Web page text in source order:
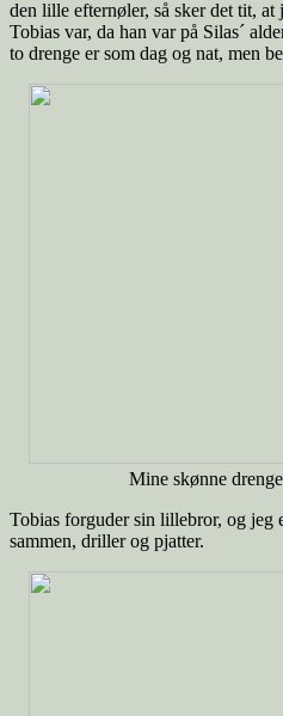
den lille efternøler, så sker det tit,
Tobias var, da han var på Silas´
to drenge er som dag og nat, men
Mine skønne
Tobias forguder sin lillebror, og jeg
sammen, driller og pjatter.